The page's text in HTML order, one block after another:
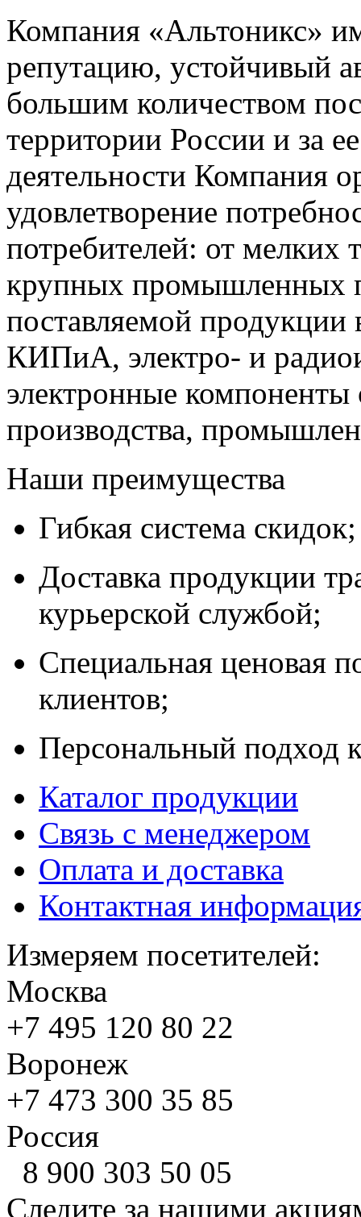
Компания «Альтоникс»
репутацию, устойчивый
большим количеством
территории России и за
деятельности Компания
удовлетворение
потребителей: от мелких
крупных промышленных
поставляемой продукции
КИПиА, электро- и
электронные компоненты
производства,
Наши преимущества
Гибкая система скидок;
Доставка продукции
курьерской службой;
Специальная ценовая
клиентов;
Персональный подход
Каталог продукции
Связь с менеджером
Оплата и доставка
Контактная
Измеряем посетителей:
Москва
+7 495 120 80 22
Воронеж
+7 473 300 35 85
Россия
8 900 303 50 05
Следите за нашими